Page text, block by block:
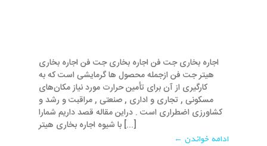
اجاره بخاری جت فن اجاره بخاری جت فن اجاره بخاری
هیتر جت فن ازجمله محصول ها گرمایشی است که به
کارگیری از آن برای تأمین حرارت مورد نیاز مکان‌های
مسکونی , تجاری و اداری , صنعتی , مراقبت و رشد و
کشاورزی اضطراری است . در‌این مقاله قصد داریم شما‌را
با شیوه اجاره بخاری هیتر [...]
ادامه خواندن ←